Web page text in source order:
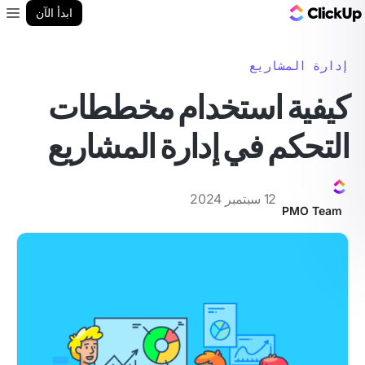
ابدأ الآن
إدارة المشاريع
كيفية استخدام مخططات
التحكم في إدارة المشاريع
PMO Team
12 سبتمبر 2024